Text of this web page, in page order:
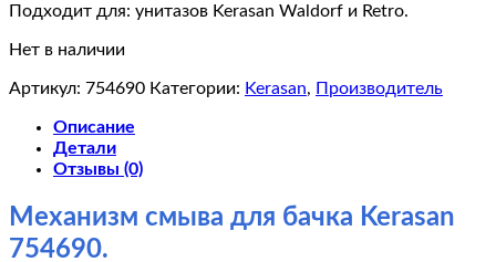
Подходит для: унитазов Kerasan Waldorf и Retro.
Нет в наличии
Артикул: 754690 Категории: Kerasan, Производитель
Описание
Детали
Отзывы (0)
Механизм смыва для бачка Kerasan
754690.